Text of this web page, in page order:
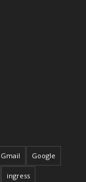
Gmail Google
ingress